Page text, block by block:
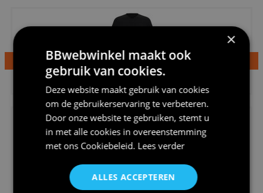
€24,95
Dames v hals t-shirt prinses v...
×
BBwebwinkel maakt ook
gebruik van cookies.
Deze website maakt gebruik van cookies
om de gebruikerservaring te verbeteren.
Door onze website te gebruiken, stemt u
in met alle cookies in overeenstemming
met ons Cookiebeleid. Lees verder
ALLES ACCEPTEREN